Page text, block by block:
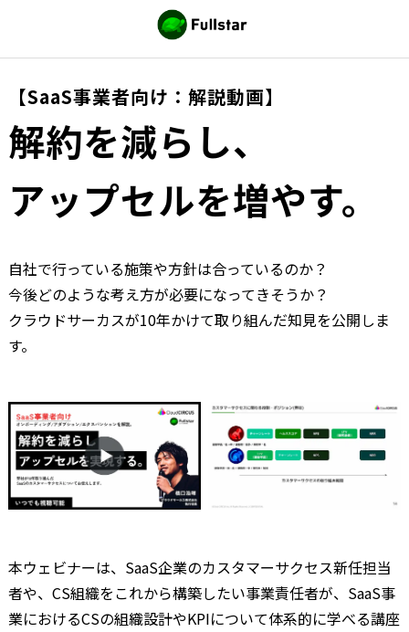
【SaaS事業者向け：解説動画】
解約を減らし、
アップセルを増やす。
自社で行っている施策や方針は合っているのか？
今後どのような考え方が必要になってきそうか？
クラウドサーカスが10年かけて取り組んだ知見を公開しま
す。
本ウェビナーは、SaaS企業のカスタマーサクセス新任担当
者や、CS組織をこれから構築したい事業責任者が、SaaS事
業におけるCSの組織設計やKPIについて体系的に学べる講座